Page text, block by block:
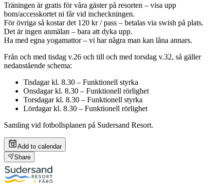
Träningen är gratis för våra gäster på resorten – visa upp
bom/accesskortet ni får vid incheckningen.
För övriga så kostar det 120 kr / pass – betalas via swish på plats.
Det är ingen anmälan – bara att dyka upp.
Ha med egna yogamattor – vi har några man kan låna annars.
Från och med tisdag v.26 och till och med torsdag v.32, så gäller
nedanstående schema:
Tisdagar kl. 8.30 – Funktionell styrka
Onsdagar kl. 8.30 – Funktionell rörlighet
Torsdagar kl. 8.30 – Funktionell styrka
Lördagar kl. 8.30 – Funktionell rörlighet
Samling vid fotbollsplanen på Sudersand Resort.
Add to calendar
Share